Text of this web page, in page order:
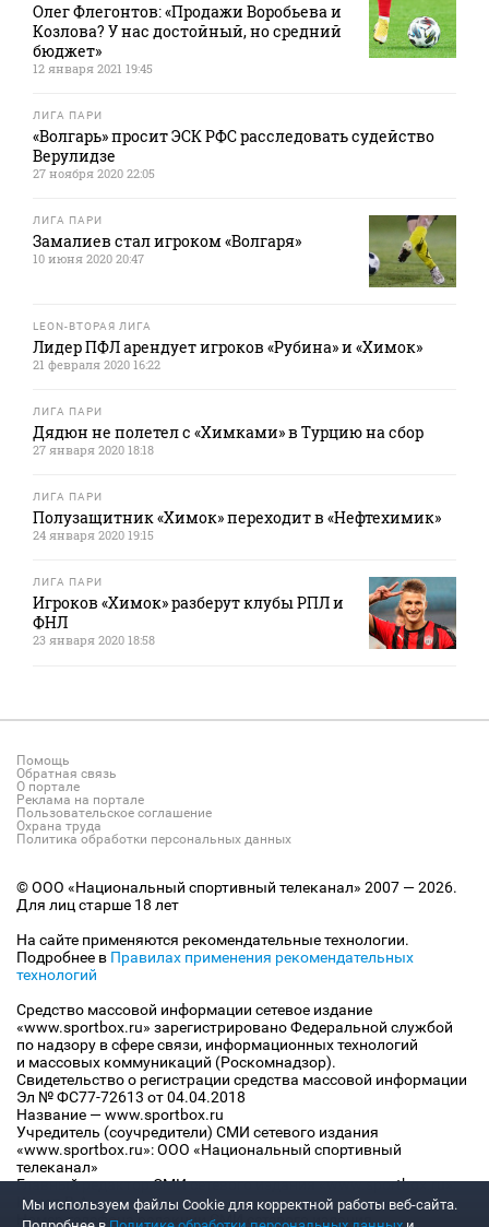
Олег Флегонтов: «Продажи Воробьева и
Козлова? У нас достойный, но средний
бюджет»
12 января 2021 19:45
ЛИГА ПАРИ
«Волгарь» просит ЭСК РФС расследовать судейство
Верулидзе
27 ноября 2020 22:05
ЛИГА ПАРИ
Замалиев стал игроком «Волгаря»
10 июня 2020 20:47
LEON-ВТОРАЯ ЛИГА
Лидер ПФЛ арендует игроков «Рубина» и «Химок»
21 февраля 2020 16:22
ЛИГА ПАРИ
Дядюн не полетел с «Химками» в Турцию на сбор
27 января 2020 18:18
ЛИГА ПАРИ
Полузащитник «Химок» переходит в «Нефтехимик»
24 января 2020 19:15
ЛИГА ПАРИ
Игроков «Химок» разберут клубы РПЛ и
ФНЛ
23 января 2020 18:58
Помощь
Обратная связь
О портале
Реклама на портале
Пользовательское соглашение
Охрана труда
Политика обработки персональных данных
© ООО «Национальный спортивный телеканал» 2007 — 2026.
Для лиц старше 18 лет
На сайте применяются рекомендательные технологии.
Подробнее в Правилах применения рекомендательных
технологий
Средство массовой информации сетевое издание
«www.sportbox.ru» зарегистрировано Федеральной службой
по надзору в сфере связи, информационных технологий
и массовых коммуникаций (Роскомнадзор).
Свидетельство о регистрации средства массовой информации
Эл № ФС77-72613 от 04.04.2018
Название — www.sportbox.ru
Учредитель (соучредители) СМИ сетевого издания
«www.sportbox.ru»: ООО «Национальный спортивный
телеканал»
Главный редактор СМИ сетевого издания «www.sportbox.ru»:
Конов В.А.
Номер телефона редакции СМИ сетевого издания
Мы используем файлы Сookie для корректной работы веб-сайта.